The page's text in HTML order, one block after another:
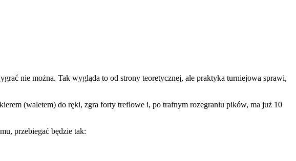
nie można. Tak wygląda to od strony teoretycznej, ale praktyka turniejowa sprawi,
(waletem) do ręki, zgra forty treflowe i, po trafnym rozegraniu pików, ma już 10
przebiegać będzie tak: